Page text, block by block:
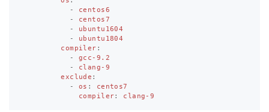
-
centos6
-
centos7
-
ubuntu1604
-
ubuntu1804
compiler :
-
gcc-9.2
-
clang-9
exclude :
-
os :
centos7
compiler: clang-9